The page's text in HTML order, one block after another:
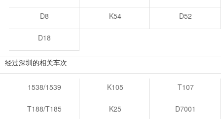
D8 K54 D52
D18
经过深圳的相关车次
1538/1539 K105 T107
T188/T185 K25 D7001